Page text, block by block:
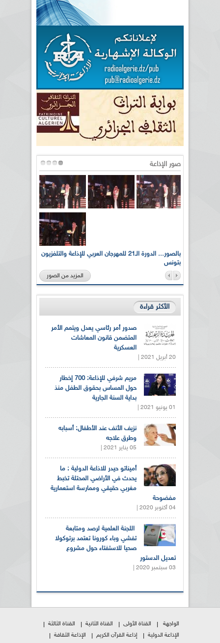
صور الإذاعة
بالصور... الدورة الـ21 للمهرجان العربي للإذاعة والتلفزيون
بتونس
المزيد من الصور
الأكثر قراءة
صدور أمر رئاسي يعدل ويتمم الأمر
المتضمن قانون المعاشات
العسكرية
20 أبريل 2021 |
مريم شرفي للإذاعة: 700 إخطار
حول المساس بحقوق الطفل منذ
بداية السنة الجارية
01 يونيو 2021 |
نزيف الأنف عند الأطفال: أسبابه
وطرق علاجه
05 يناير 2021 |
أميناتو حيدر للاذاعة الدولية : ما
يحدث في الأراضي المحتلة تخبط
مغربي حقيقي وممارسة استعمارية
مفضوحة
04 أكتوبر 2020 |
اللجنة العلمية لرصد ومتابعة
تفشي وباء كورونا تعتمد برتوكولا
صحيا للاستفتاء حول مشروع
تعديل الدستور
03 سبتمبر 2020 |
الواجهة القناة الأولى القناة الثانية
القناة الثالثة
الإذاعة الدولية
إذاعة القرآن الكريم
الإذاعة الثقافة